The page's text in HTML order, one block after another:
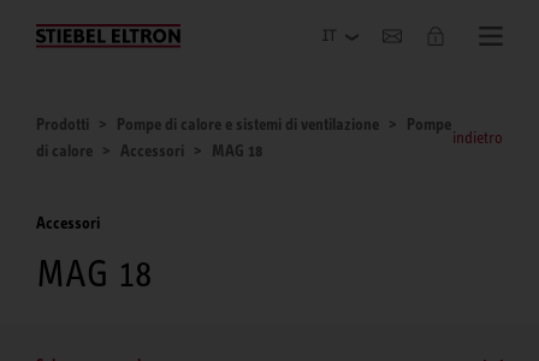
Azienda
Prodotti Pompe di calore e sistemi di ventilazione
Pompe
di calore
Accessori MAG 18
indietro
Accessori
MAG 18